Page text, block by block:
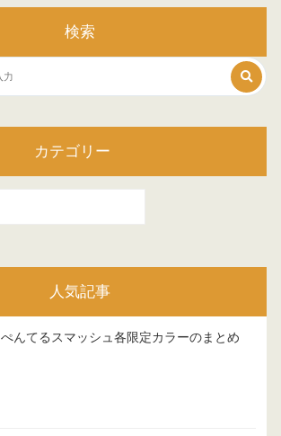
検索
カテゴリー
人気記事
ぺんてるスマッシュ各限定カラーのまとめ